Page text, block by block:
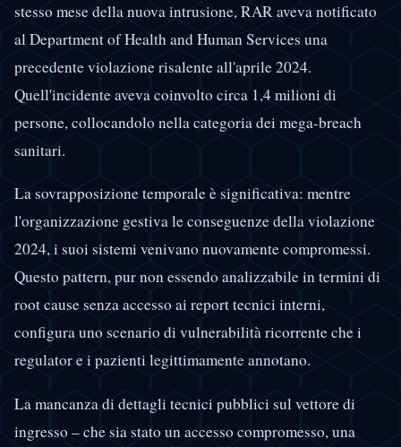
stesso mese della nuova intrusione, RAR aveva notificato
al Department of Health and Human Services una
precedente violazione risalente all'aprile 2024.
Quell'incidente aveva coinvolto circa 1,4 milioni di
persone, collocandolo nella categoria dei mega-breach
sanitari.
La sovrapposizione temporale è significativa: mentre
l'organizzazione gestiva le conseguenze della violazione
2024, i suoi sistemi venivano nuovamente compromessi.
Questo pattern, pur non essendo analizzabile in termini di
root cause senza accesso ai report tecnici interni,
configura uno scenario di vulnerabilità ricorrente che i
regulator e i pazienti legittimamente annotano.
La mancanza di dettagli tecnici pubblici sul vettore di
ingresso – che sia stato un accesso compromesso, una